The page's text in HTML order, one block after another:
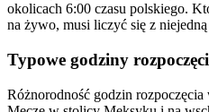
okolicach 6:00 czasu polskiego.
na żywo, musi liczyć się z
Typowe godziny
Różnorodność godzin